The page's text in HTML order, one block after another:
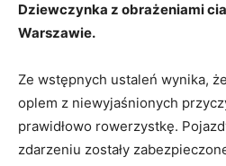
Dziewczynka z obrażeniami
Warszawie.
Ze wstępnych ustaleń wynika,
oplem z niewyjaśnionych
prawidłowo rowerzystkę.
zdarzeniu zostały